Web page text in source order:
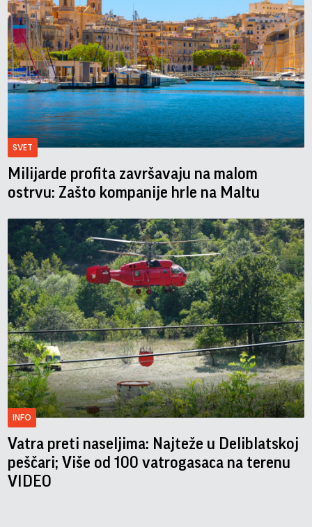
SVET
Milijarde profita završavaju na malom
ostrvu: Zašto kompanije hrle na Maltu
INFO
Vatra preti naseljima: Najteže u Deliblatskoj
peščari; Više od 100 vatrogasaca na terenu
VIDEO